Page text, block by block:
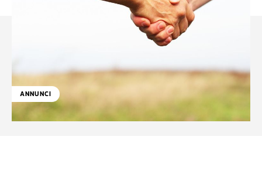
ANNUNCI